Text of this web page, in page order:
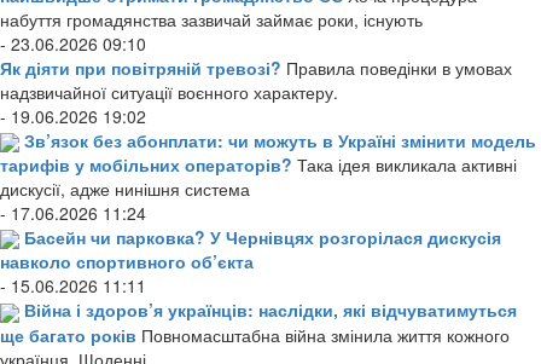
набуття громадянства зазвичай займає роки, існують
- 23.06.2026 09:10
Як діяти при повітряній тревозі? Правила поведінки в умовах
надзвичайної ситуації воєнного характеру.
- 19.06.2026 19:02
Зв’язок без абонплати: чи можуть в Україні змінити модель
тарифів у мобільних операторів? Така ідея викликала активні
дискусії, адже нинішня система
- 17.06.2026 11:24
Басейн чи парковка? У Чернівцях розгорілася дискусія
навколо спортивного об’єкта
- 15.06.2026 11:11
Війна і здоров’я українців: наслідки, які відчуватимуться
ще багато років Повномасштабна війна змінила життя кожного
українця. Щоденні